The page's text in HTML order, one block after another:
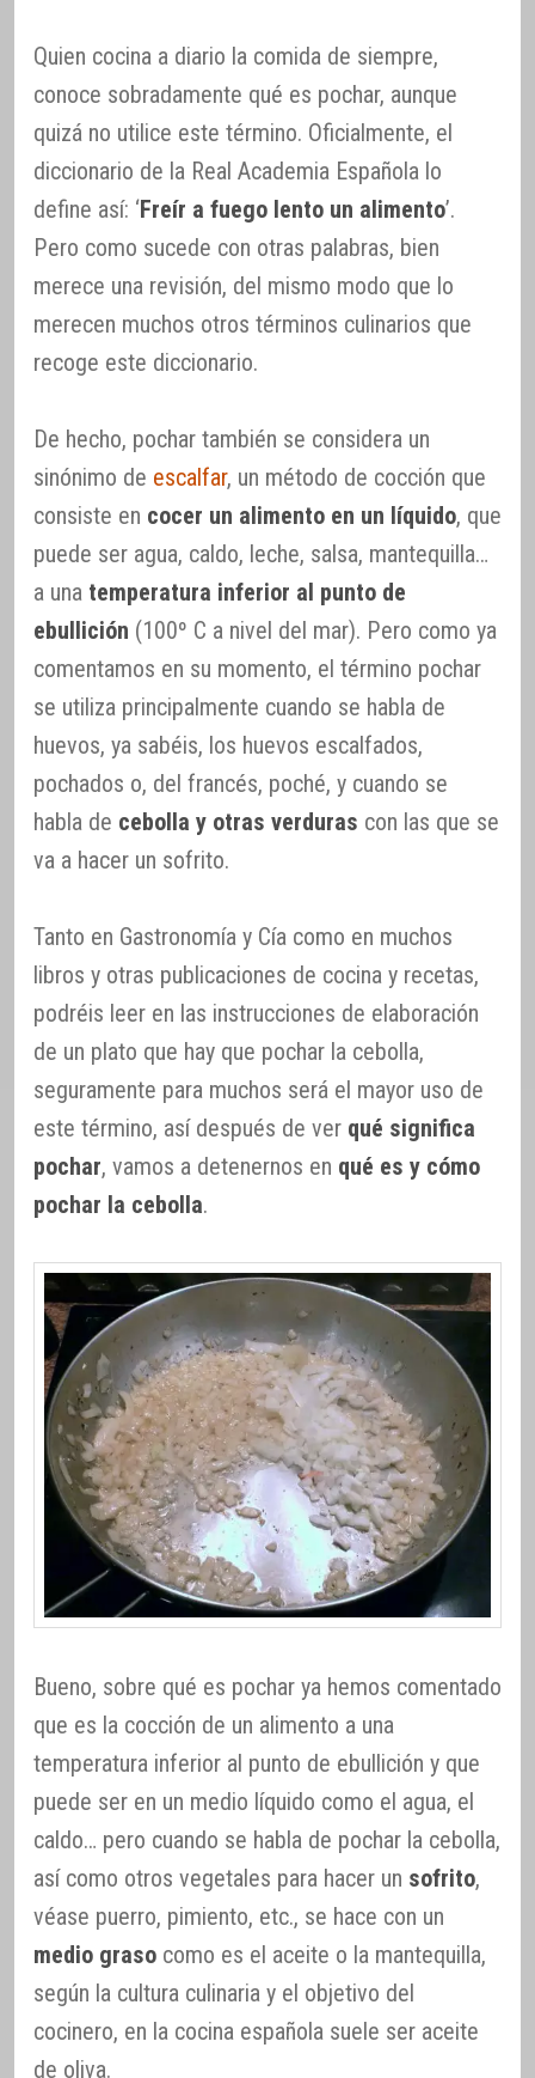
Quien cocina a diario la comida de siempre,
conoce sobradamente qué es pochar, aunque
quizá no utilice este término. Oficialmente, el
diccionario de la Real Academia Española lo
define así: ‘Freír a fuego lento un alimento’.
Pero como sucede con otras palabras, bien
merece una revisión, del mismo modo que lo
merecen muchos otros términos culinarios que
recoge este diccionario.
De hecho, pochar también se considera un
sinónimo de escalfar, un método de cocción que
consiste en cocer un alimento en un líquido, que
puede ser agua, caldo, leche, salsa, mantequilla…
a una temperatura inferior al punto de
ebullición (100º C a nivel del mar). Pero como ya
comentamos en su momento, el término pochar
se utiliza principalmente cuando se habla de
huevos, ya sabéis, los huevos escalfados,
pochados o, del francés, poché, y cuando se
habla de cebolla y otras verduras con las que se
va a hacer un sofrito.
Tanto en Gastronomía y Cía como en muchos
libros y otras publicaciones de cocina y recetas,
podréis leer en las instrucciones de elaboración
de un plato que hay que pochar la cebolla,
seguramente para muchos será el mayor uso de
este término, así después de ver qué significa
pochar, vamos a detenernos en qué es y cómo
pochar la cebolla.
Bueno, sobre qué es pochar ya hemos comentado
que es la cocción de un alimento a una
temperatura inferior al punto de ebullición y que
puede ser en un medio líquido como el agua, el
caldo… pero cuando se habla de pochar la cebolla,
así como otros vegetales para hacer un sofrito,
véase puerro, pimiento, etc., se hace con un
medio graso como es el aceite o la mantequilla,
según la cultura culinaria y el objetivo del
cocinero, en la cocina española suele ser aceite
de oliva.